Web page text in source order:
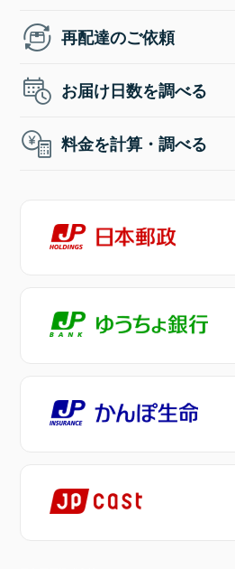
再配達のご依頼
お届け日数を調べる
料金を計算・調べる